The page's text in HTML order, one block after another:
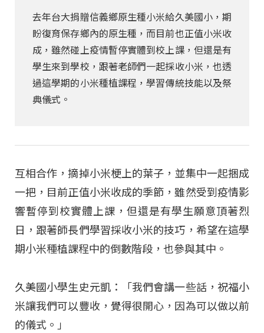
去年台大捐贈信義鄉原生種小米給久美國小，期
盼復育保存鄉內的原生種，而目前也正值小米收
成，雖然碰上疫情暫停實體到校上課，但還是有
學生來到學校，跟著老師們一起採收小米，也透
過這學期的小米種植課程，學習傳統技能以及祭
典儀式。
互相合作，摘掉小米梗上的葉子，並集中一起捆成
一把，目前正值小米收成的季節，雖然受到疫情影
響暫停到校實體上課，但還是有學生願意頂著烈
日，跟著師長們學習採收小米的技巧，希望在這學
期小米種植課程中的倒數階段，也參與其中。
久美國小學生史元凱：「我們會講一些話，祝福小
米讓我們可以豐收，覺得很開心，因為可以做以前
的儀式。」